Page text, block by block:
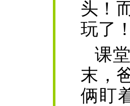
头！
玩了
课
末，
俩盯